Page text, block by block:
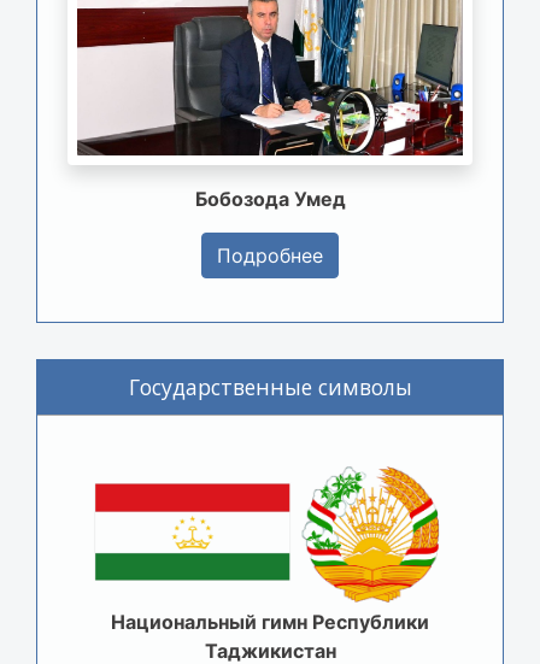
Бобозода Умед
Подробнее
Государственные символы
Национальный гимн Республики
Таджикистан